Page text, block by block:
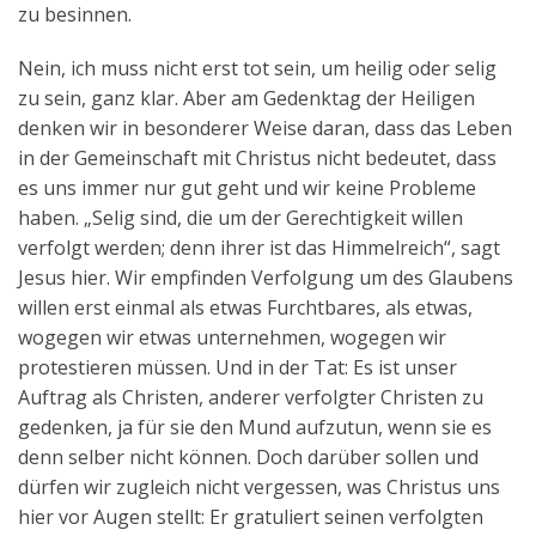
zu besinnen.
Nein, ich muss nicht erst tot sein, um heilig oder selig
zu sein, ganz klar. Aber am Gedenktag der Heiligen
denken wir in besonderer Weise daran, dass das Leben
in der Gemeinschaft mit Christus nicht bedeutet, dass
es uns immer nur gut geht und wir keine Probleme
haben. „Selig sind, die um der Gerechtigkeit willen
verfolgt werden; denn ihrer ist das Himmelreich“, sagt
Jesus hier. Wir empfinden Verfolgung um des Glaubens
willen erst einmal als etwas Furchtbares, als etwas,
wogegen wir etwas unternehmen, wogegen wir
protestieren müssen. Und in der Tat: Es ist unser
Auftrag als Christen, anderer verfolgter Christen zu
gedenken, ja für sie den Mund aufzutun, wenn sie es
denn selber nicht können. Doch darüber sollen und
dürfen wir zugleich nicht vergessen, was Christus uns
hier vor Augen stellt: Er gratuliert seinen verfolgten